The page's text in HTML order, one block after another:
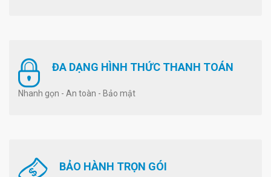
ĐA DẠNG HÌNH THỨC THANH TOÁN
Nhanh gọn - An toàn - Bảo mật
BẢO HÀNH TRỌN GÓI